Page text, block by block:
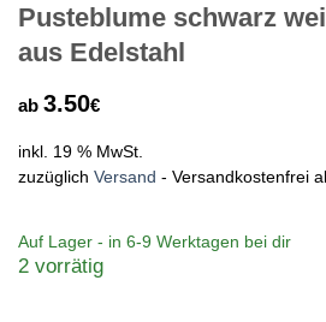
Pusteblume schwarz
aus Edelstahl
ab 3.50€
inkl. 19 % MwSt.
zuzüglich Versand - Versandkostenfrei
Auf Lager - in 6-9 Werktagen bei dir
2 vorrätig